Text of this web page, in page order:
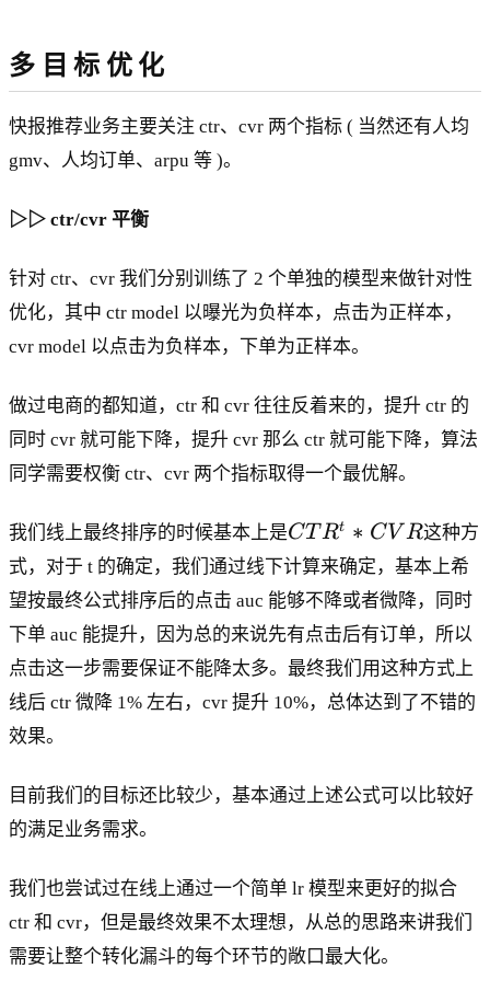
多 目 标 优 化
快报推荐业务主要关注 ctr、cvr 两个指标 ( 当然还有人均
gmv、人均订单、arpu 等 )。
▷▷ ctr/cvr 平衡
针对 ctr、cvr 我们分别训练了 2 个单独的模型来做针对性
优化，其中 ctr model 以曝光为负样本，点击为正样本，
cvr model 以点击为负样本，下单为正样本。
做过电商的都知道，ctr 和 cvr 往往反着来的，提升 ctr 的
同时 cvr 就可能下降，提升 cvr 那么 ctr 就可能下降，算法
同学需要权衡 ctr、cvr 两个指标取得一个最优解。
我们线上最终排序的时候基本上是C
T
R
^
t
*
C
V
CT Rt ∗ C V R这种方
式，对于 t 的确定，我们通过线下计算来确定，基本上希
望按最终公式排序后的点击 auc 能够不降或者微降，同时
下单 auc 能提升，因为总的来说先有点击后有订单，所以
点击这一步需要保证不能降太多。最终我们用这种方式上
线后 ctr 微降 1% 左右，cvr 提升 10%，总体达到了不错的
效果。
目前我们的目标还比较少，基本通过上述公式可以比较好
的满足业务需求。
我们也尝试过在线上通过一个简单 lr 模型来更好的拟合
ctr 和 cvr，但是最终效果不太理想，从总的思路来讲我们
需要让整个转化漏斗的每个环节的敞口最大化。